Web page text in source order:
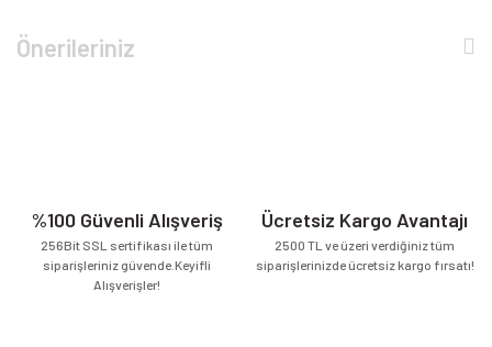
Önerileriniz
%100 Güvenli Alışveriş
256Bit SSL sertifikası ile tüm
siparişleriniz güvende.Keyifli
Alışverişler!
Ücretsiz Kargo Avantajı
2500 TL ve üzeri verdiğiniz tüm
siparişlerinizde ücretsiz kargo fırsatı!